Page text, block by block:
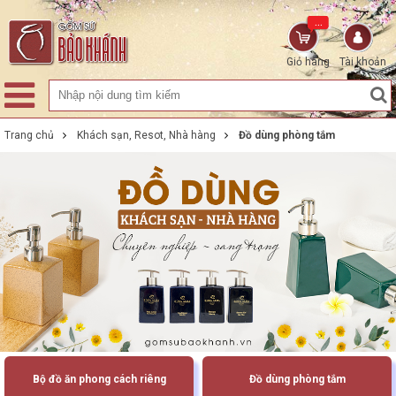
Tài khoản
Giỏ hàng
...
Trang chủ Khách sạn, Resot, Nhà hàng Đồ dùng phòng tắm
Bộ đồ ăn phong cách riêng Đồ dùng phòng tắm